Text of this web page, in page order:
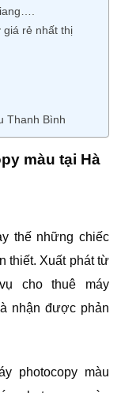
giá rẻ nhất thị
Thanh Bình
màu tại Hà
thế những chiếc
thiết. Xuất phát từ
cho thuê máy
nhận được phản
photocopy màu